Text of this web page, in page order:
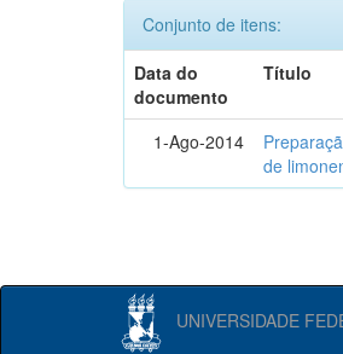
Conjunto de itens:
Data do
documento
Título
1-Ago-2014
de
UNIVERSIDADE